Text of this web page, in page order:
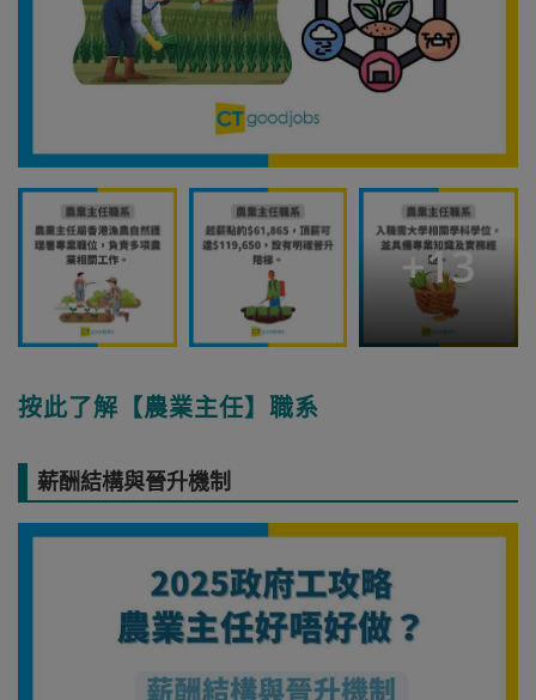
+13
按此了解【農業主任】職系
薪酬結構與晉升機制